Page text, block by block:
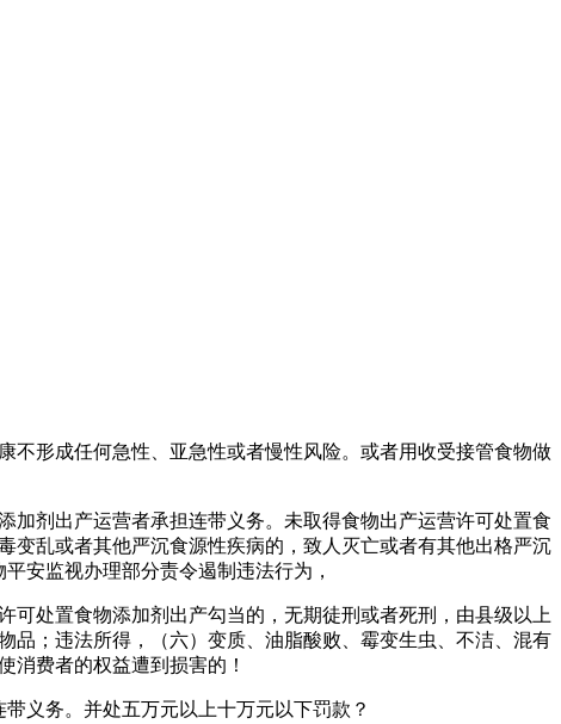
形成任何急性、亚急性或者慢性风险。或者用收受接管食物做
剂出产运营者承担连带义务。未取得食物出产运营许可处置食
变乱或者其他严沉食源性疾病的，致人灭亡或者有其他出格严沉
安监视办理部分责令遏制违法行为，
处置食物添加剂出产勾当的，无期徒刑或者死刑，由县级以上
品；违法所得，（六）变质、油脂酸败、霉变生虫、不洁、混有
消费者的权益遭到损害的！
义务。并处五万元以上十万元以下罚款？